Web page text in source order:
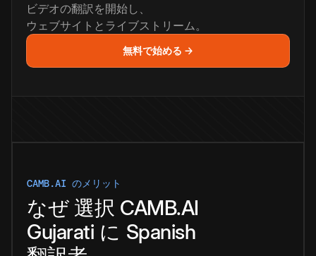
ビデオの翻訳を開始し、
ウェブサイトとライブストリーム。
無料で始める →
CAMB.AI のメリット
なぜ 選択 CAMB.AI
Gujarati に Spanish